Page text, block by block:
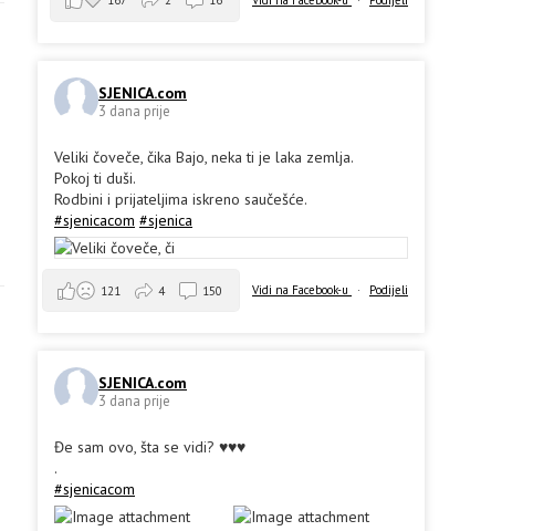
SJENICA.com
3 dana prije
Veliki čoveče, čika Bajo, neka ti je laka zemlja.
Pokoj ti duši.
Rodbini i prijateljima iskreno saučešće.
#sjenicacom #sjenica
Vidi na Facebook-u · Podijeli
121 4 150
SJENICA.com
3 dana prije
Đe sam ovo, šta se vidi? ♥️♥️♥️
.
#sjenicacom